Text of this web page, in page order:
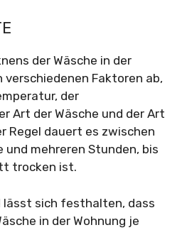
der Wäsche in der
verschiedenen Faktoren ab,
der
Art der Wäsche und der Art
Regel dauert es zwischen
und mehreren Stunden, bis
trocken ist.
lässt sich festhalten, dass
in der Wohnung je